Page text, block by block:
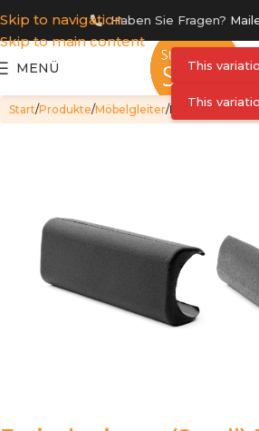
Skip to navigation
Skip to main content
Haben Sie Fragen?
MENÜ
Start Produkte Möbelgleiter Möbelgleiter
This
This